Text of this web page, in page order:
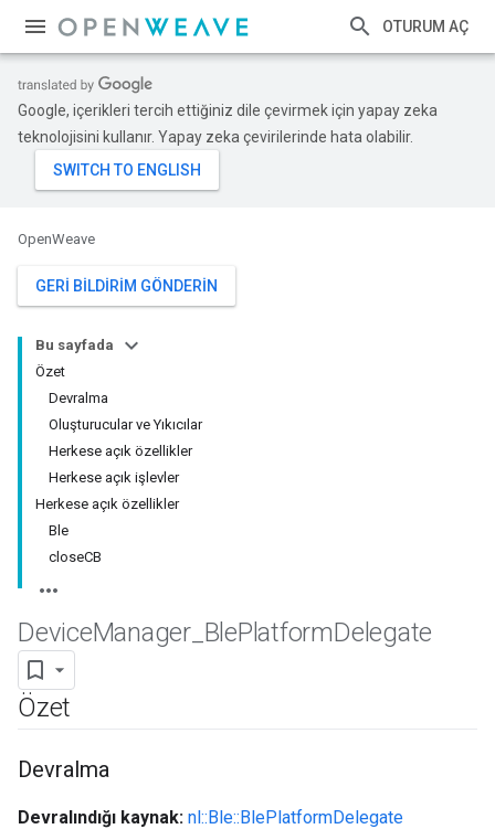
OTURUM AÇ
Google, içerikleri tercih ettiğiniz dile çevirmek için yapay zeka
teknolojisini kullanır. Yapay zeka çevirilerinde hata olabilir.
OpenWeave
GERI BILDIRIM GÖNDERIN
Bu sayfada
Özet
Devralma
Oluşturucular ve Yıkıcılar
Herkese açık özellikler
Herkese açık işlevler
Herkese açık özellikler
Ble
closeCB
DeviceManager_ BlePlatformDelegate
Özet
Devralma
Devralındığı kaynak: nl::Ble::BlePlatformDelegate